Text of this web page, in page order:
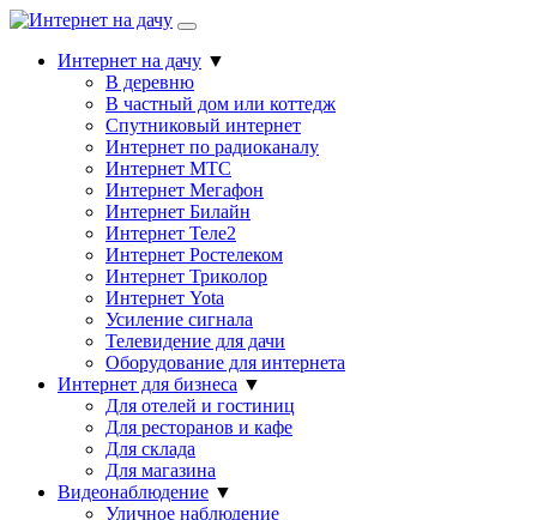
Интернет на дачу ▼
В деревню
В частный дом или коттедж
Спутниковый интернет
Интернет по радиоканалу
Интернет МТС
Интернет Мегафон
Интернет Билайн
Интернет Теле2
Интернет Ростелеком
Интернет Триколор
Интернет Yota
Усиление сигнала
Телевидение для дачи
Оборудование для интернета
Интернет для бизнеса ▼
Для отелей и гостиниц
Для ресторанов и кафе
Для склада
Для магазина
Видеонаблюдение ▼
Уличное наблюдение